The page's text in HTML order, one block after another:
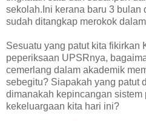
sekolah.Ini kerana baru 3 bulan
sudah ditangkap merokok
Sesuatu yang patut kita fikirkan
peperiksaan UPSRnya,
cemerlang dalam akademik
sebegitu? Siapakah yang patut
dimanakah kepincangan
kekeluargaan kita hari ini?